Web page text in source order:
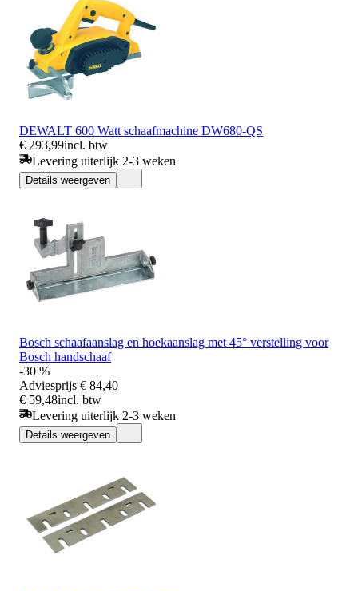
DEWALT 600 Watt schaafmachine DW680-QS
€ 293,99incl. btw
Levering uiterlijk 2-3 weken
Details weergeven
Bosch schaafaanslag en hoekaanslag met 45° verstelling voor
Bosch handschaaf
-30 %
Adviesprijs € 84,40
€ 59,48incl. btw
Levering uiterlijk 2-3 weken
Details weergeven